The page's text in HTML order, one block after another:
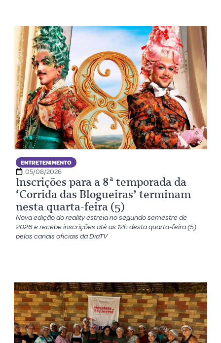
ENTRETENIMENTO
05/08/2026
Inscrições para a 8ª temporada da
‘Corrida das Blogueiras’ terminam
nesta quarta-feira (5)
Nova edição do reality estreia no segundo semestre de
2026 e recebe inscrições até as 12h desta quarta-feira (5)
pelos canais oficiais da DiaTV